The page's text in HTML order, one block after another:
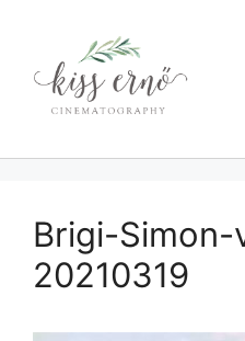
Brigi-Simon-
20210319